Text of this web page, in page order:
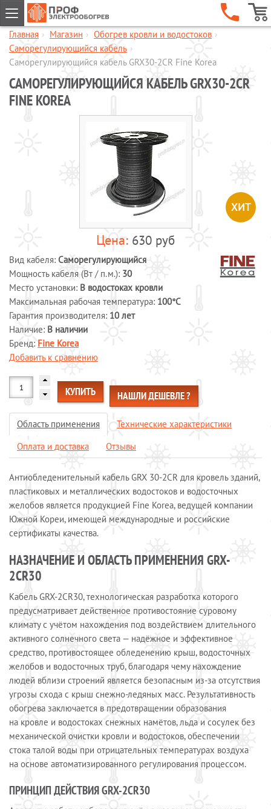
ГЛАВНАЯ
КОМПАНИЯ
УСЛУГИ
ОБЪЕКТЫ
Обогрев кровли и водостоков
Обогрев пандусов и ступеней
Обогрев трубопроводов и
Готовые комплекты для обогрева
водопровода
Обогрев бетона
Системы обогрева пола
Специальные кабели
Системы защиты от протечек воды
Обогрев морозильных камер
Обогрев грунта
ОПЛАТА И ДОСТАВКА
КАЛЬКУЛЯТОР
КОНТАКТЫ
Главная › Магазин › Обогрев кровли и водостоков ›
Саморегулирующийся кабель ›
Саморегулирующийся кабель GRX30-2CR Fine Korea
САМОРЕГУЛИРУЮЩИЙСЯ КАБЕЛЬ GRX30-2CR
FINE KOREA
ХИТ
630 руб
Вид кабеля: Саморегулирующийся
Мощность кабеля (Вт / п.м.): 30
Место установки: В водостоках кровли
Максимальная рабочая температура: 100°С
Гарантия производителя: 10 лет
Наличие: В наличии
Бренд: Fine Korea
Добавить к сравнению
КУПИТЬ НАШЛИ ДЕШЕВЛЕ ?
Область применения
Технические характеристики
Оплата и доставка
Отзывы
Антиобледенительный кабель GRX 30-2CR для кровель зданий,
пластиковых и металлических водостоков и водосточных
желобов является продукцией Fine Korea, ведущей компании
Южной Кореи, имеющей международные и российские
сертификаты качества.
НАЗНАЧЕНИЕ И ОБЛАСТЬ ПРИМЕНЕНИЯ GRX-
2CR30
Кабель GRX-2CR30, технологическая разработка которого
предусматривает действенное противостояние суровому
климату с учётом нахождения под воздействием длительного
активного солнечного света — надёжное и эффективное
средство, противостоящее обледенению крыш, водосточных
желобов и водосточных труб, благодаря чему нахождение
людей вблизи строений является безопасным из-за отсутствия
угрозы схода с крыш снежно-ледяных масс. Результативность
обогрева заключается в предотвращении образования
на кровле и водостоках снежных намётов, льда и сосулек без
механической очистки кровли и водостоков, обеспечении
стока талой воды при отрицательных температурах воздуха
на основе автоматизированного регулирования процессом.
ПРИНЦИП ДЕЙСТВИЯ GRX-2CR30